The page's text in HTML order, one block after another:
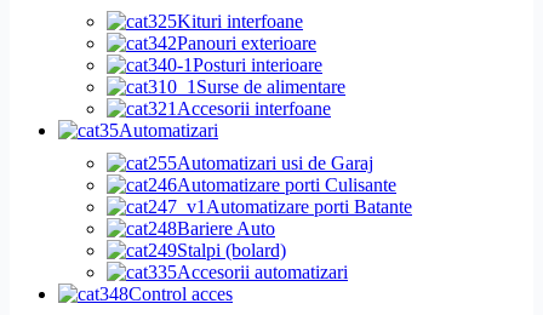
Kituri interfoane
Panouri exterioare
Posturi interioare
Surse de alimentare
Accesorii interfoane
Automatizari
Automatizari usi de Garaj
Automatizare porti Culisante
Automatizare porti Batante
Bariere Auto
Stalpi (bolard)
Accesorii automatizari
Control acces